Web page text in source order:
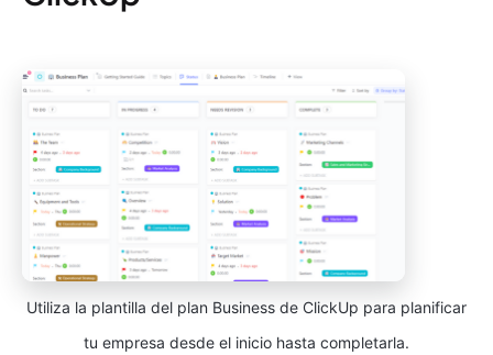
Utiliza la plantilla del plan Business de ClickUp para planificar
tu empresa desde el inicio hasta completarla.